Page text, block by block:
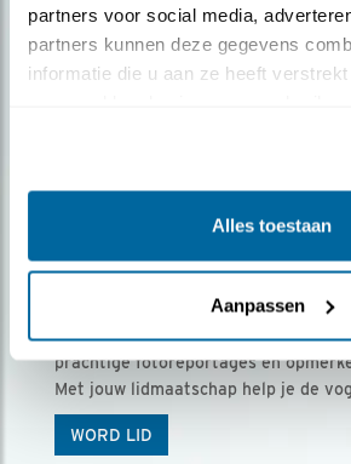
partners voor social media,
partners kunnen deze gegevens
informatie die u aan ze heeft
Alles toestaan
Aanpassen
Ontvang 5 x Vogels voor €
Vogels is het tijdschrift voor onze
prachtige fotoreportages en
Met jouw lidmaatschap help je de
WORD LID